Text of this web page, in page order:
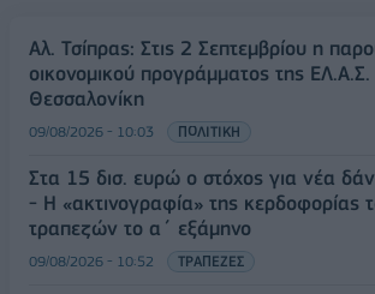
Αλ. Τσίπρας: Στις 2 Σεπτεμβρίου η
οικονομικού προγράμματος της ΕΛ.Α.Σ.
Θεσσαλονίκη
09/08/2026 - 10:03 ΠΟΛΙΤΙΚΗ
Στα 15 δισ. ευρώ ο στόχος για νέα
- Η «ακτινογραφία» της κερδοφορίας
τραπεζών το α΄ εξάμηνο
09/08/2026 - 10:52 ΤΡΑΠΕΖΕΣ